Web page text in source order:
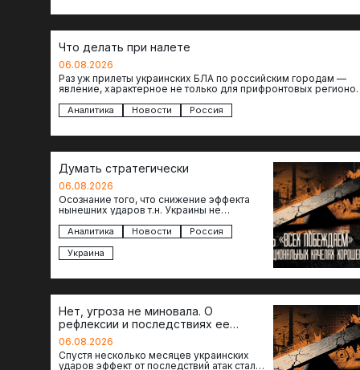
Что делать при налете
06.08.2026
Раз уж прилеты украинских БЛА по российским городам —
явление, характерное не только для прифронтовых
Аналитика Новости Россия
Думать стратегически
06.08.2026
Осознание того, что снижение эффекта
нынешних ударов т.н. Украины не
— повод задаться вопросом: что делать…
Аналитика Новости
Россия
Украина
Нет, угроза не миновала. О
рефлексии и последствиях ее
отсутствия
06.08.2026
Спустя несколько месяцев украинских
ударов эффект от последствий атак стал